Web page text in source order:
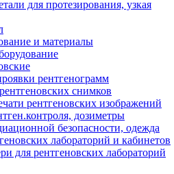
для протезирования, узкая
и материалы
рентгенограмм
снимков
рентгеновских изображений
дозиметры
безопасности, одежда
лабораторий и кабинетов
для рентгеновских лабораторий